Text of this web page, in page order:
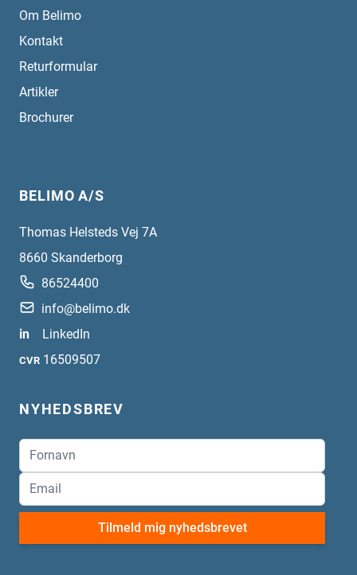
Om Belimo
Kontakt
Returformular
Artikler
Brochurer
BELIMO A/S
Thomas Helsteds Vej 7A
8660 Skanderborg
86524400
info@belimo.dk
in
LinkedIn
CVR 16509507
NYHEDSBREV
Tilmeld mig nyhedsbrevet